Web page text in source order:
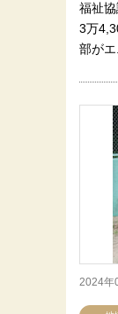
福祉
3万
部がエ
2024年